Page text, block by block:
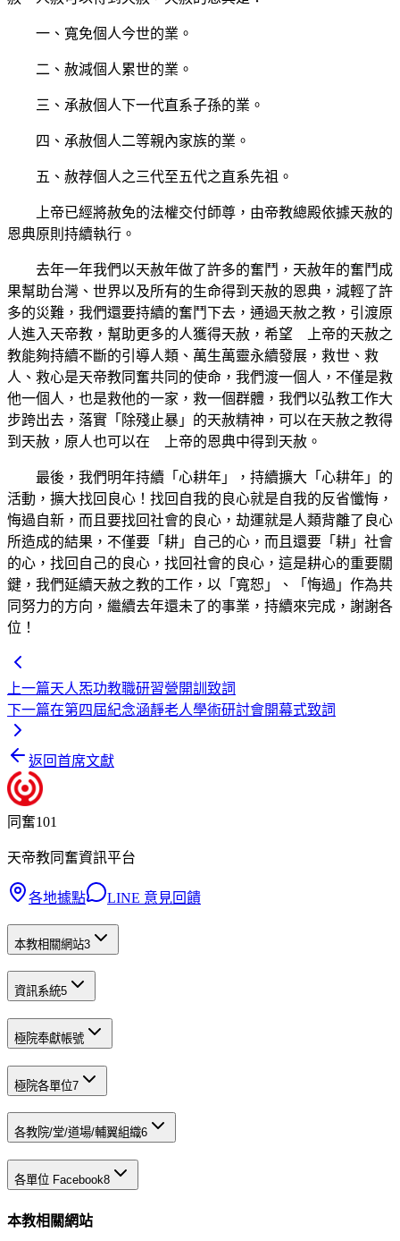
一、寬免個人今世的業。
二、赦減個人累世的業。
三、承赦個人下一代直系子孫的業。
四、承赦個人二等親內家族的業。
五、赦荐個人之三代至五代之直系先祖。
上帝已經將赦免的法權交付師尊，由帝教總殿依據天赦的
恩典原則持續執行。
去年一年我們以天赦年做了許多的奮鬥，天赦年的奮鬥成
果幫助台灣、世界以及所有的生命得到天赦的恩典，減輕了許
多的災難，我們還要持續的奮鬥下去，通過天赦之教，引渡原
人進入天帝教，幫助更多的人獲得天赦，希望 上帝的天赦之
教能夠持續不斷的引導人類、萬生萬靈永續發展，救世、救
人、救心是天帝教同奮共同的使命，我們渡一個人，不僅是救
他一個人，也是救他的一家，救一個群體，我們以弘教工作大
步跨出去，落實「除殘止暴」的天赦精神，可以在天赦之教得
到天赦，原人也可以在 上帝的恩典中得到天赦。
最後，我們明年持續「心耕年」，持續擴大「心耕年」的
活動，擴大找回良心！找回自我的良心就是自我的反省懺悔，
悔過自新，而且要找回社會的良心，劫運就是人類背離了良心
所造成的結果，不僅要「耕」自己的心，而且還要「耕」社會
的心，找回自己的良心，找回社會的良心，這是耕心的重要關
鍵，我們延續天赦之教的工作，以「寬恕」、「悔過」作為共
同努力的方向，繼續去年還未了的事業，持續來完成，謝謝各
位！
上一篇天人炁功教職研習營開訓致詞
下一篇在第四屆紀念涵靜老人學術研討會開幕式致詞
返回首席文獻
同奮101
天帝教同奮資訊平台
各地據點 LINE 意見回饋
本教相關網站3
資訊系統5
極院奉獻帳號
極院各單位7
各教院/堂/道場/輔翼組織6
各單位 Facebook8
本教相關網站